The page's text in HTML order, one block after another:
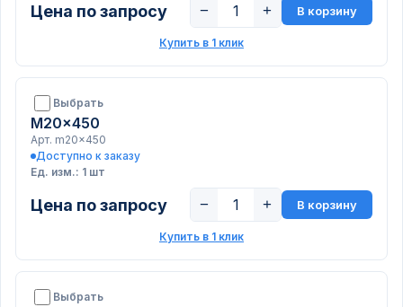
Цена по запросу − + В корзину
Купить в 1 клик
Выбрать
M20x450
Арт. m20x450
Доступно к заказу
Ед. изм.: 1 шт
Цена по запросу − + В корзину
Купить в 1 клик
Выбрать